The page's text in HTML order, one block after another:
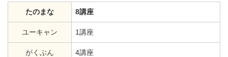
たのまな 8講座
ユーキャン 1講座
がくぶん 4講座